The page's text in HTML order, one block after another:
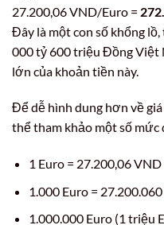
27.200,06 VND/Euro =
Đây là một con số khổng
000 tỷ 600 triệu Đồng Việt
lớn của khoản tiền này.
Để dễ hình dung hơn về
thể tham khảo một số mức
1 Euro = 27.200,06 VND
1.000 Euro =
1.000.000 Euro (1 triệu